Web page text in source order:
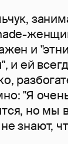
и
и ей
"Я
но мы
знают,